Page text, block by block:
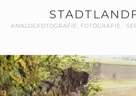
ANALOGFOTOGRAFIE, FOTOGRAFIE